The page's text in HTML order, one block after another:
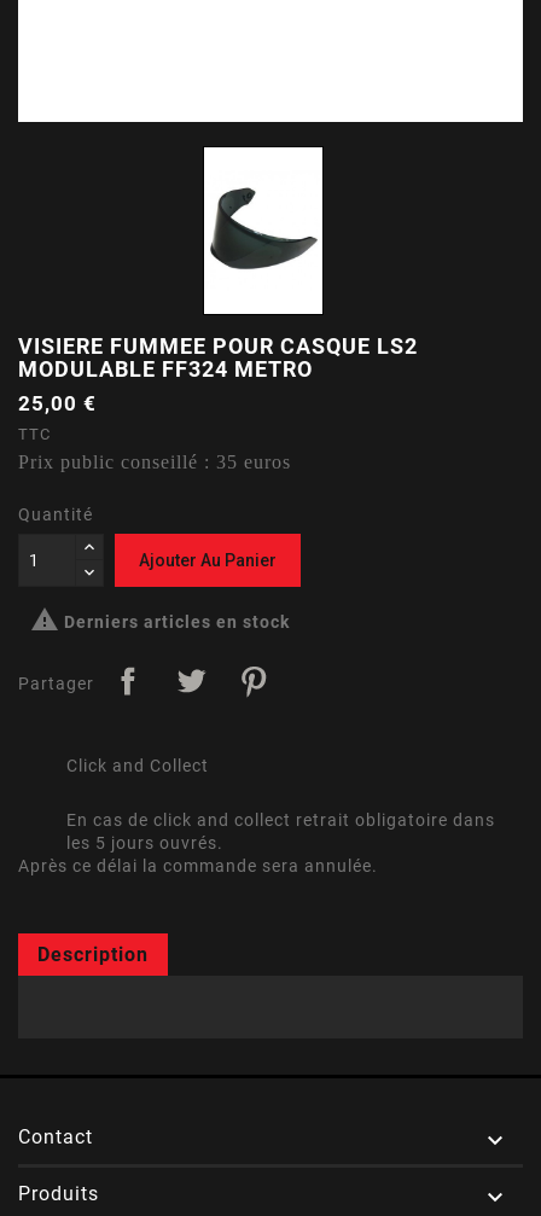
VISIERE FUMMEE POUR CASQUE LS2
MODULABLE FF324 METRO
25,00 €
TTC
Prix public conseillé : 35 euros
Quantité
Ajouter Au Panier
 Derniers articles en stock
Partager
Click and Collect
En cas de click and collect retrait obligatoire dans
les 5 jours ouvrés.
Après ce délai la commande sera annulée.
Description
Contact 
Produits 